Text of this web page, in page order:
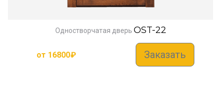
Одностворчатая дверь OST-22
от 16800₽ Заказать